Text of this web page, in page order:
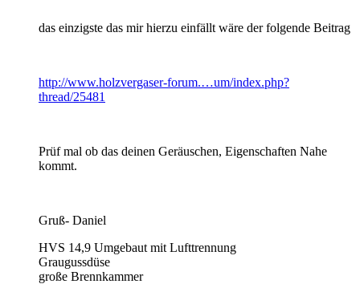
das einzigste das mir hierzu einfällt wäre der folgende Beitrag
http://www.holzvergaser-forum.…um/index.php?
thread/25481
Prüf mal ob das deinen Geräuschen, Eigenschaften Nahe
kommt.
Gruß- Daniel
HVS 14,9 Umgebaut mit Lufttrennung
Graugussdüse
große Brennkammer